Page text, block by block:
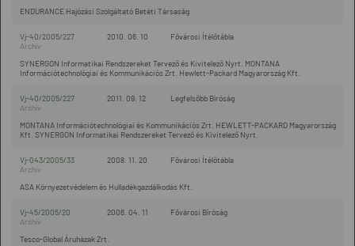
ENDURANCE Hajózási Szolgáltató Betéti Társaság
2010. 06. 10
Vj-40/2005/227
SYNERGON Informatikai Rendszereket Tervező és Kivitelező Nyrt. MONTANA
Információtechnológiai és Kommunikációs Zrt. Hewlett-Packard Magyarország Kft.
Fővárosi Ítélőtábla
2011. 09. 12
Vj-40/2005/227
MONTANA Információtechnológiai és Kommunikációs Zrt. HEWLETT-PACKARD Magyarország
Kft. SYNERGON Informatikai Rendszereket Tervező és Kivitelező Nyrt.
Legfelsőbb Bíróság
2008. 11. 20
Vj-043/2005/33
ASA Környezetvédelem és Hulladékgazdálkodás Kft.
Fővárosi Ítélőtábla
2006. 04. 11
Vj-45/2005/20
Tesco-Global Áruházak Zrt.
Fővárosi Bíróság